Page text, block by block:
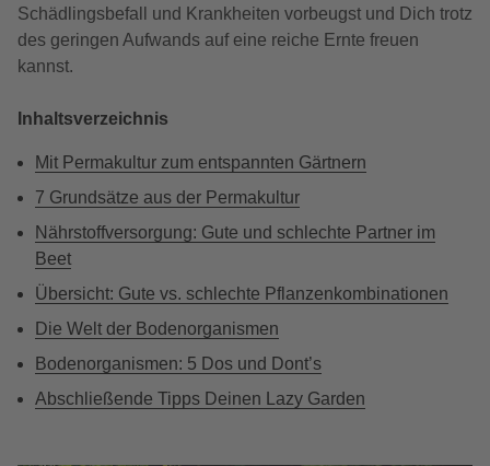
Schädlingsbefall und Krankheiten vorbeugst und Dich trotz
des geringen Aufwands auf eine reiche Ernte freuen
kannst.
Inhaltsverzeichnis
Mit Permakultur zum entspannten Gärtnern
7 Grundsätze aus der Permakultur
Nährstoffversorgung: Gute und schlechte Partner im
Beet
Übersicht: Gute vs. schlechte Pflanzenkombinationen
Die Welt der Bodenorganismen
Bodenorganismen: 5 Dos und Dont’s
Abschließende Tipps Deinen Lazy Garden